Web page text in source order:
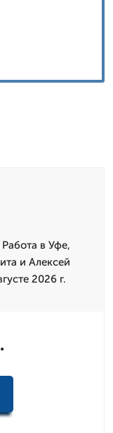
в Уфе,
и Алексей
2026 г.